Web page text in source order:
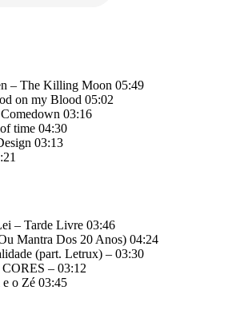
– The Killing Moon 05:49
on my Blood 05:02
03:16
time 04:30
03:13
– Tarde Livre 03:46
Mantra Dos 20 Anos) 04:24
(part. Letrux) – 03:30
– 03:12
o Zé 03:45